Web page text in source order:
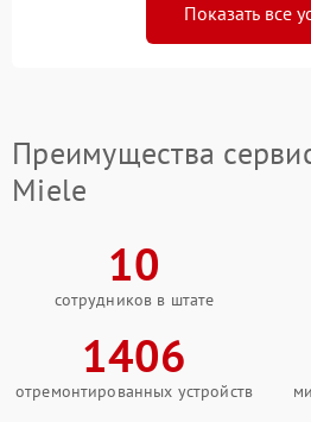
Показать все
Преимущества
Miele
10
сотрудников в штате
1406
отремонтированных устройств